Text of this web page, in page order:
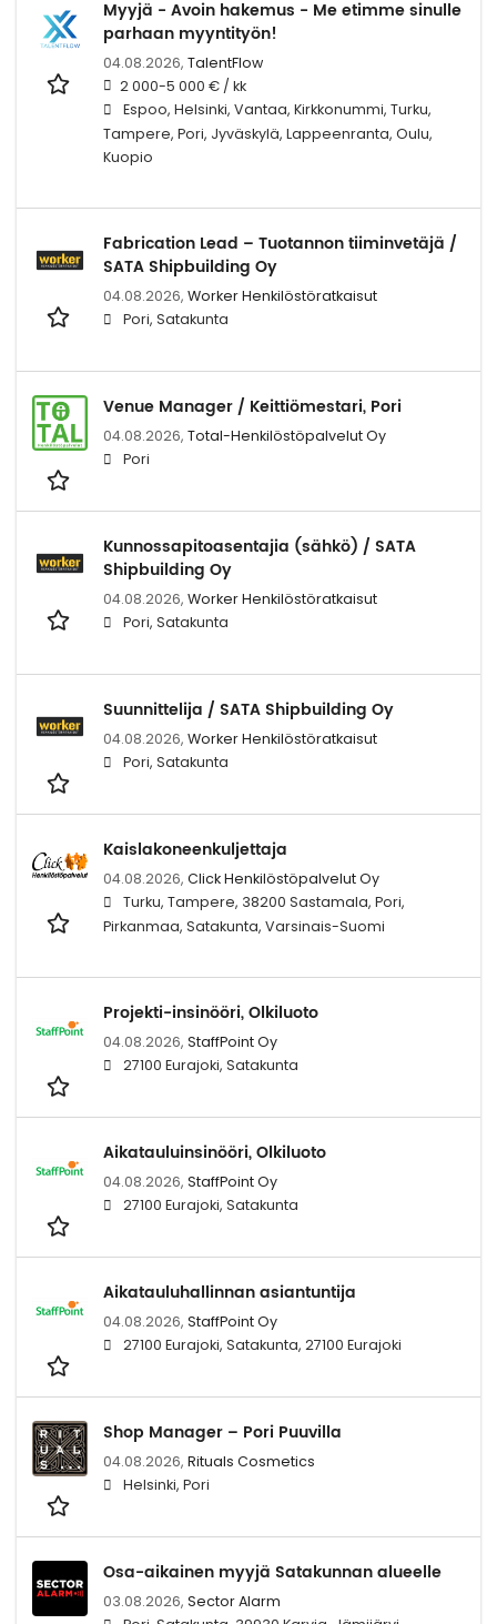
Myyjä - Avoin hakemus - Me etimme sinulle
parhaan myyntityön!
04.08.2026, TalentFlow
2 000-5 000 € / kk
Espoo, Helsinki, Vantaa, Kirkkonummi, Turku,
Tampere, Pori, Jyväskylä, Lappeenranta, Oulu,
Kuopio
Fabrication Lead – Tuotannon tiiminvetäjä /
SATA Shipbuilding Oy
04.08.2026, Worker Henkilöstöratkaisut
Pori, Satakunta
Venue Manager / Keittiömestari, Pori
04.08.2026, Total-Henkilöstöpalvelut Oy
Pori
Kunnossapitoasentajia (sähkö) / SATA
Shipbuilding Oy
04.08.2026, Worker Henkilöstöratkaisut
Pori, Satakunta
Suunnittelija / SATA Shipbuilding Oy
04.08.2026, Worker Henkilöstöratkaisut
Pori, Satakunta
Kaislakoneenkuljettaja
04.08.2026, Click Henkilöstöpalvelut Oy
Turku, Tampere, 38200 Sastamala, Pori,
Pirkanmaa, Satakunta, Varsinais-Suomi
Projekti-insinööri, Olkiluoto
04.08.2026, StaffPoint Oy
27100 Eurajoki, Satakunta
Aikatauluinsinööri, Olkiluoto
04.08.2026, StaffPoint Oy
27100 Eurajoki, Satakunta
Aikatauluhallinnan asiantuntija
04.08.2026, StaffPoint Oy
27100 Eurajoki, Satakunta, 27100 Eurajoki
Shop Manager – Pori Puuvilla
04.08.2026, Rituals Cosmetics
Helsinki, Pori
Osa-aikainen myyjä Satakunnan alueelle
03.08.2026, Sector Alarm